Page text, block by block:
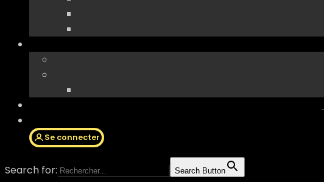
Se connecter
Search for: Search Button